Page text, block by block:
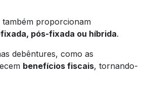
também proporcionam
pós-fixada ou híbrida.
debêntures, como as
benefícios fiscais, tornando-